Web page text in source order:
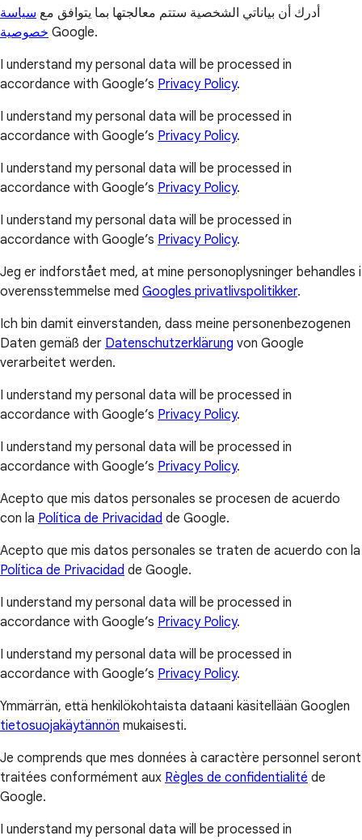
أدرك أن بياناتي الشخصية ستتم معالجتها بما يتوافق مع سياسة
خصوصية Google.
I understand my personal data will be processed in
accordance with Google’s Privacy Policy.
I understand my personal data will be processed in
accordance with Google’s Privacy Policy.
I understand my personal data will be processed in
accordance with Google’s Privacy Policy.
I understand my personal data will be processed in
accordance with Google’s Privacy Policy.
Jeg er indforstået med, at mine personoplysninger behandles i
overensstemmelse med Googles privatlivspolitikker.
Ich bin damit einverstanden, dass meine personenbezogenen
Daten gemäß der Datenschutzerklärung von Google
verarbeitet werden.
I understand my personal data will be processed in
accordance with Google’s Privacy Policy.
I understand my personal data will be processed in
accordance with Google’s Privacy Policy.
Acepto que mis datos personales se procesen de acuerdo
con la Política de Privacidad de Google.
Acepto que mis datos personales se traten de acuerdo con la
Política de Privacidad de Google.
I understand my personal data will be processed in
accordance with Google’s Privacy Policy.
I understand my personal data will be processed in
accordance with Google’s Privacy Policy.
Ymmärrän, että henkilökohtaista dataani käsitellään Googlen
tietosuojakäytännön mukaisesti.
Je comprends que mes données à caractère personnel seront
traitées conformément aux Règles de confidentialité de
Google.
I understand my personal data will be processed in